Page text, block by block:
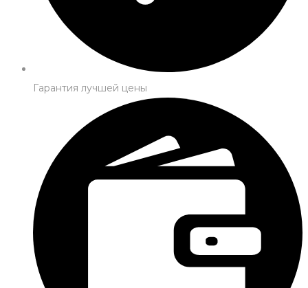
Гарантия лучшей цены